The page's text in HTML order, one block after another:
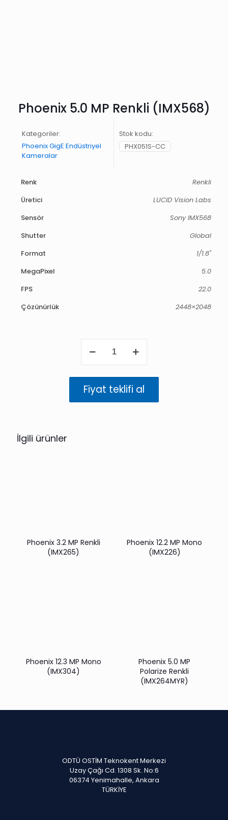
Phoenix 5.0 MP Renkli (IMX568)
Kategoriler:
Phoenix GigE Endüstriyel
Kameralar
Stok kodu:
PHX051S-CC
Renk
Renkli
Üretici
LUCID Vision Labs
Sensör
Sony IMX568
Shutter
Global
Format
1/1.8"
MegaPixel
5.0
FPS
22.0
Çözünürlük
2448×2048
5.0
adet
Fiyat teklifi al
İlgili ürünler
Phoenix 3.2 MP Renkli
(IMX265)
Phoenix 12.2 MP Mono
(IMX226)
Phoenix 12.3 MP Mono
(IMX304)
Phoenix 5.0 MP
Polarize Renkli
(IMX264MYR)
ODTÜ OSTİM Teknokent Merkezi
Uzay Çağı Cd. 1308 Sk. No:6
06374 Yenimahalle, Ankara
TÜRKİYE